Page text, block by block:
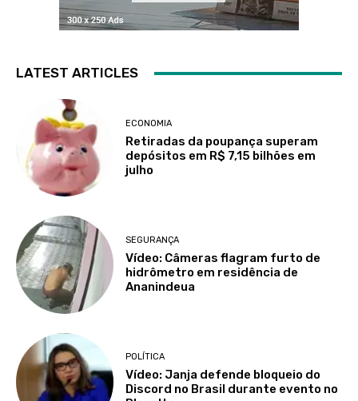
LATEST ARTICLES
ECONOMIA
Retiradas da poupança superam
depósitos em R$ 7,15 bilhões em
julho
SEGURANÇA
Vídeo: Câmeras flagram furto de
hidrômetro em residência de
Ananindeua
POLÍTICA
Vídeo: Janja defende bloqueio do
Discord no Brasil durante evento no